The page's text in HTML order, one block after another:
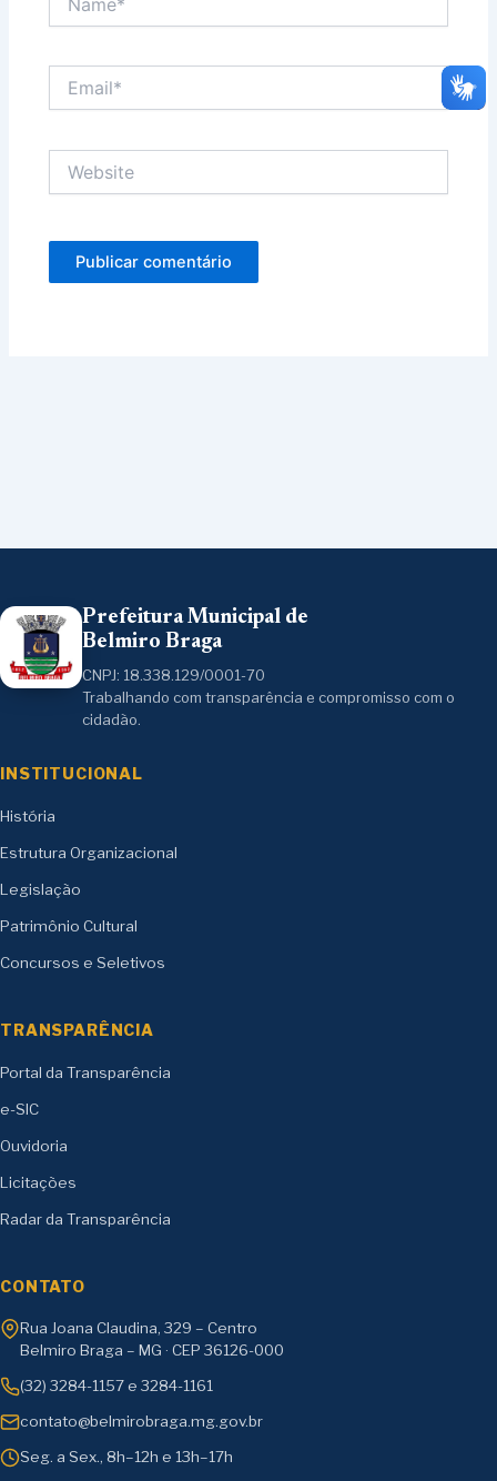
Prefeitura Municipal de
Belmiro Braga
CNPJ: 18.338.129/0001-70
Trabalhando com transparência e compromisso com o
cidadão.
INSTITUCIONAL
História
Estrutura Organizacional
Legislação
Patrimônio Cultural
Concursos e Seletivos
TRANSPARÊNCIA
Portal da Transparência
e-SIC
Ouvidoria
Licitações
Radar da Transparência
CONTATO
Rua Joana Claudina, 329 – Centro
Belmiro Braga – MG · CEP 36126-000
(32) 3284-1157 e 3284-1161
contato@belmirobraga.mg.gov.br
Seg. a Sex., 8h–12h e 13h–17h